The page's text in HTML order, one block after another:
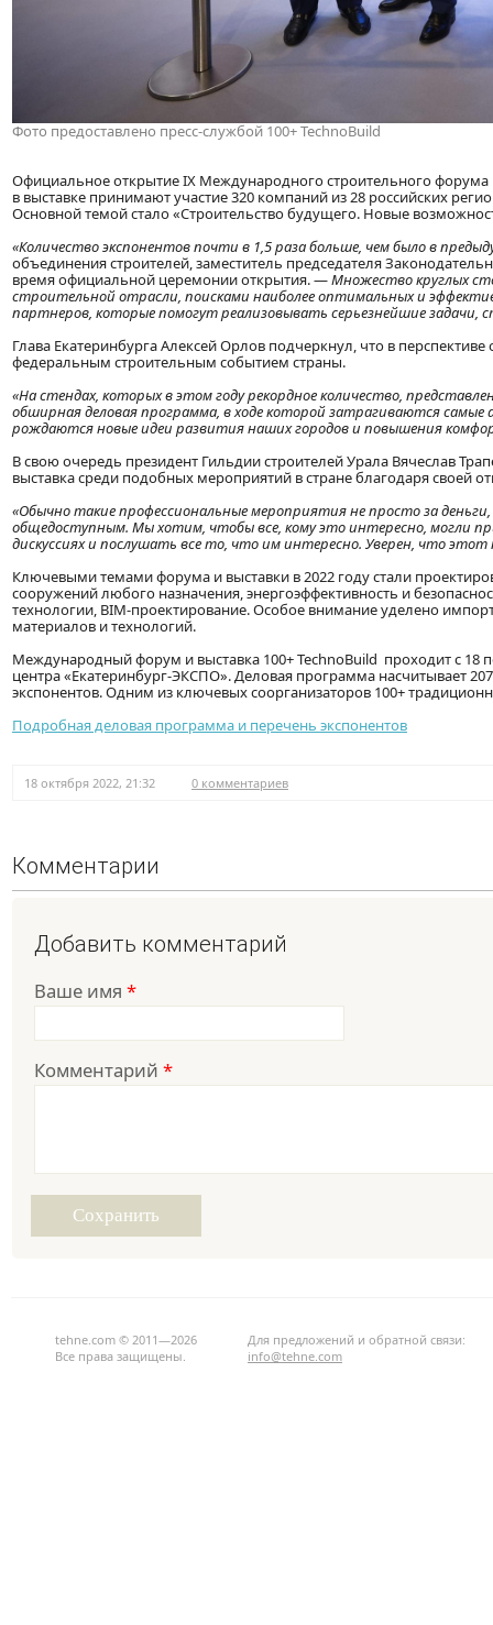
Фото предоставлено пресс-службой 100+ TechnoBuild
Официальное открытие IX Международного строительного форума
в выставке принимают участие 320 компаний из 28 российских
Основной темой стало «Строительство будущего. Новые
«Количество экспонентов почти в 1,5 раза больше, чем было в
объединения строителей, заместитель председателя
время официальной церемонии открытия. —Множество круглых
строительной отрасли, поисками наиболее оптимальных и
партнеров, которые помогут реализовывать серьезнейшие задачи,
Глава Екатеринбурга Алексей Орлов подчеркнул, что в
федеральным строительным событием страны.
«На стендах, которых в этом году рекордное количество,
обширная деловая программа, в ходе которой затрагиваются
рождаются новые идеи развития наших городов и повышения
В свою очередь президент Гильдии строителей Урала Вячеслав
выставка среди подобных мероприятий в стране благодаря своей
«Обычно такие профессиональные мероприятия не просто за деньги,
общедоступным. Мы хотим, чтобы все, кому это интересно, могли
дискуссиях и послушать все то, что им интересно. Уверен, что
Ключевыми темами форума и выставки в 2022 году стали
сооружений любого назначения, энергоэффективность и
технологии, BIM-проектирование. Особое внимание уделено
материалов и технологий.
Международный форум и выставка 100+ TechnoBuild проходит с
центра «Екатеринбург-ЭКСПО». Деловая программа насчитывает
экспонентов. Одним из ключевых соорганизаторов 100+
Подробная деловая программа и перечень экспонентов
18 октября 2022, 21:32 0 комментариев
Комментарии
Добавить комментарий
Ваше имя *
Комментарий *
tehne.com © 2011—2026
Все права защищены.
Для предложений и обратной связи:
info@tehne.com